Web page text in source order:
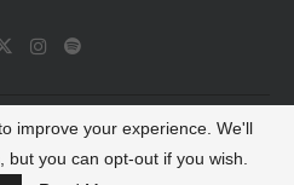
All Rights Reserved
improve your experience. We'll
you can opt-out if you wish.